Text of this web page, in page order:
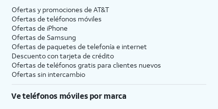
Ofertas y promociones de AT&T
Ofertas de teléfonos móviles
Ofertas de iPhone
Ofertas de Samsung
Ofertas de paquetes de telefonía e internet
Descuento con tarjeta de crédito
Ofertas de teléfonos gratis para clientes nuevos
Ofertas sin intercambio
Ve teléfonos móviles por marca